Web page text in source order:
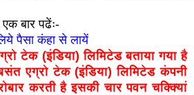
बार पढेंः-
पैसा कंहा से लायें
टेक (इंडिया) लिमिटेड बताया गया है
एग्रो टेक (इंडिया) लिमिटेड कंपनी
करती है इसकी चार पवन चक्क्यिां